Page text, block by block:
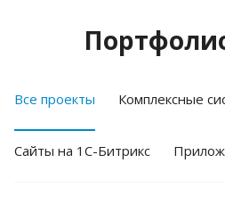
Все проекты Комплексные
Cайты на 1С-Битрикс